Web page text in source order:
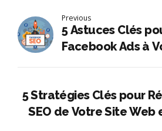
Previous
5 Astuces Clés
Facebook Ads à
5 Stratégies Clés pour
SEO de Votre Site Web